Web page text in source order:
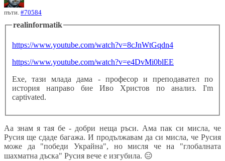
пъти. #70584
realinformatik
https://www.youtube.com/watch?v=8cJnWtGqdn4
https://www.youtube.com/watch?v=e4DvMi0blEE
Ехе, тази млада дама - професор и преподавател по
история направо бие Иво Христов по анализ. I'm
captivated.
Аа знам я тая бе - добри неща ръси. Ама пак си мисла, че
Русия ще сдаде багажа. И продължавам да си мисла, че Русия
може да "победи Украйна", но мисля че на "глобалната
шахматна дъска" Русия вече е изгубила. 😑